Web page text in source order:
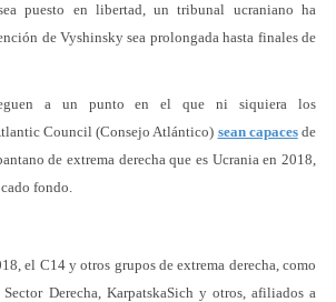
puesto en libertad, un tribunal ucraniano ha
de Vyshinsky sea prolongada hasta finales de
a un punto en el que ni siquiera los
Council (Consejo Atlántico) sean capacesde
de extrema derecha que es Ucrania en 2018,
fondo.
el C14 y otros grupos de extrema derecha, como
Derecha, KarpatskaSich y otros, afiliados a